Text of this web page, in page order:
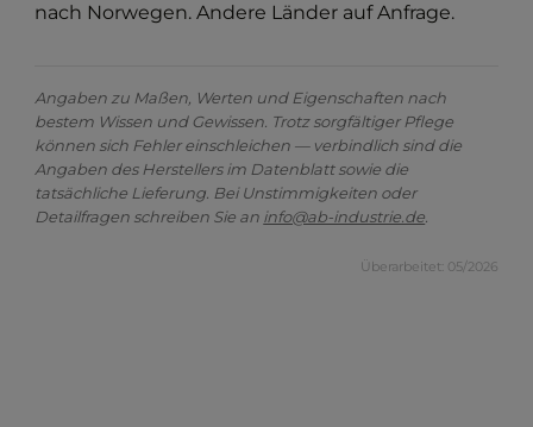
nach Norwegen. Andere Länder auf Anfrage.
Angaben zu Maßen, Werten und Eigenschaften nach
bestem Wissen und Gewissen. Trotz sorgfältiger Pflege
können sich Fehler einschleichen — verbindlich sind die
Angaben des Herstellers im Datenblatt sowie die
tatsächliche Lieferung. Bei Unstimmigkeiten oder
Detailfragen schreiben Sie an info@ab-industrie.de.
Überarbeitet: 05/2026